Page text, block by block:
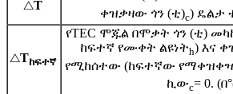
△T
ቀዝቃዛው ጎን (ቲ)c) ዴልታ
△Tከፍተኛ
የTEC ሞጁል በሞቃት ጎን (ቲ)
ከፍተኛ የሙቀት ልዩነትh) እና
የሚከሰተው (ከፍተኛው የማቀዝቀዣ
ኪውc= 0.